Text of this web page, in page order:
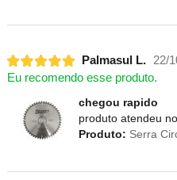
Palmasul L. 22/
Eu recomendo esse produto.
chegou rapido
produto atendeu
Produto: Serra